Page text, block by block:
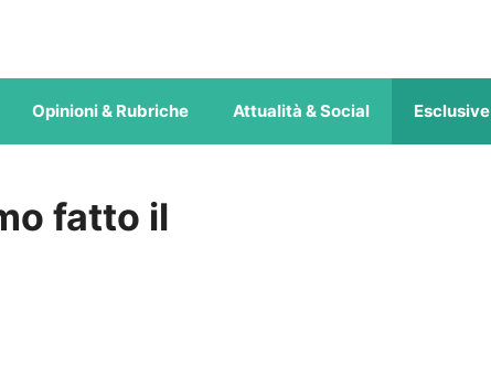
Opinioni & Rubriche Attualità & Social Esclusive
fatto il